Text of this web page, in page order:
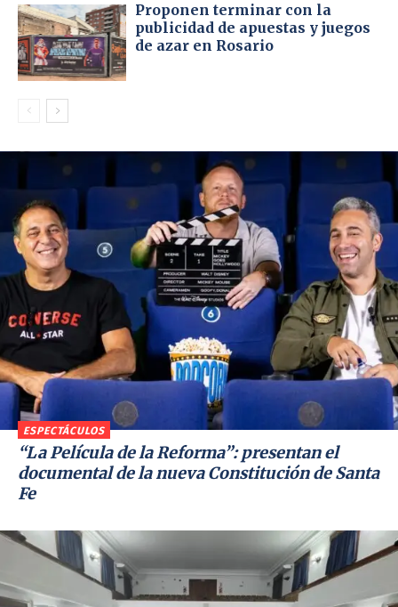
Proponen terminar con la
publicidad de apuestas y juegos
de azar en Rosario
ESPECTÁCULOS
“La Película de la Reforma”: presentan el
documental de la nueva Constitución de Santa
Fe